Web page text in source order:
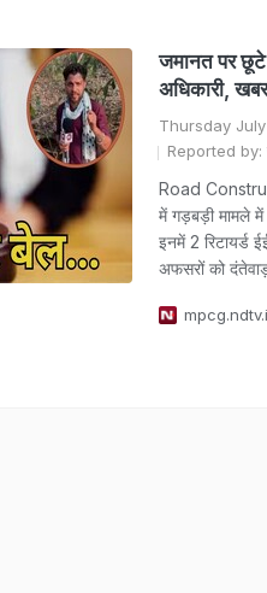
जमानत पर छूटे
अधिकारी,
Thursday
Reported by:
Road
में गड़बड़ी मामले में
इनमें 2 रिटायर्ड
अफसरों को